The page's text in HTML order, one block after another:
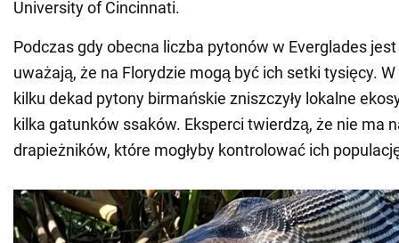
University of Cincinnati.
Podczas gdy obecna liczba pytonów w Everglades
uważają, że na Florydzie mogą być ich setki tysięcy.
kilku dekad pytony birmańskie zniszczyły lokalne
kilka gatunków ssaków. Eksperci twierdzą, że nie ma
drapieżników, które mogłyby kontrolować ich